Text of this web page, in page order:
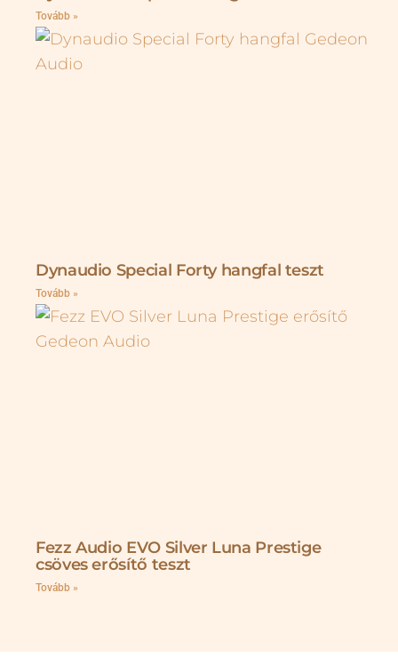
Tovább »
Dynaudio Special Forty hangfal teszt
Tovább »
Fezz Audio EVO Silver Luna Prestige
csöves erősítő teszt
Tovább »